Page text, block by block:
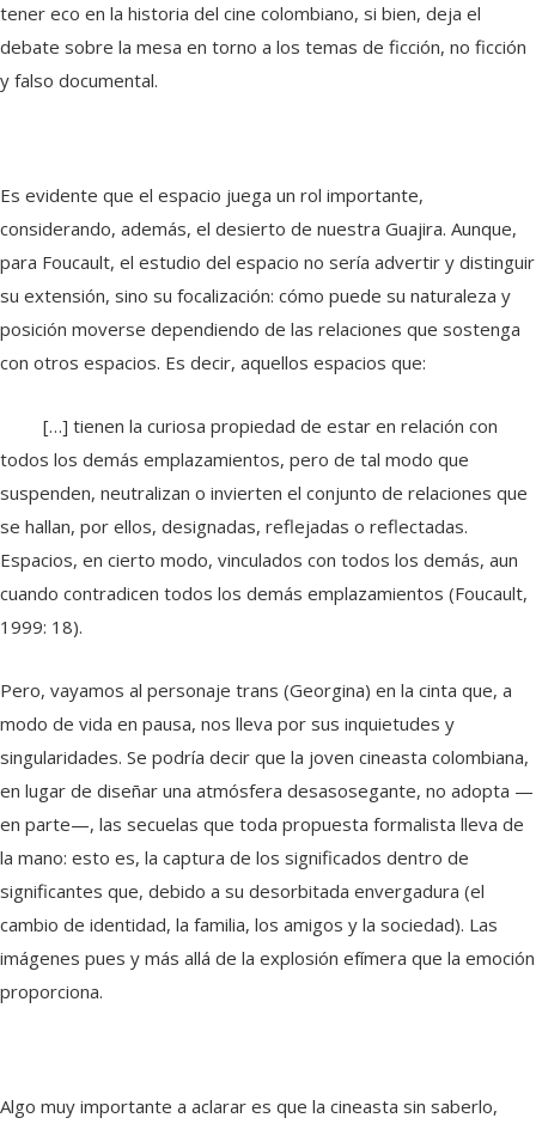
tener eco en la historia del cine colombiano, si bien, deja el
debate sobre la mesa en torno a los temas de ficción, no ficción
y falso documental.
Es evidente que el espacio juega un rol importante,
considerando, además, el desierto de nuestra Guajira. Aunque,
para Foucault, el estudio del espacio no sería advertir y distinguir
su extensión, sino su focalización: cómo puede su naturaleza y
posición moverse dependiendo de las relaciones que sostenga
con otros espacios. Es decir, aquellos espacios que:
[…] tienen la curiosa propiedad de estar en relación con
todos los demás emplazamientos, pero de tal modo que
suspenden, neutralizan o invierten el conjunto de relaciones que
se hallan, por ellos, designadas, reflejadas o reflectadas.
Espacios, en cierto modo, vinculados con todos los demás, aun
cuando contradicen todos los demás emplazamientos (Foucault,
1999: 18).
Pero, vayamos al personaje trans (Georgina) en la cinta que, a
modo de vida en pausa, nos lleva por sus inquietudes y
singularidades. Se podría decir que la joven cineasta colombiana,
en lugar de diseñar una atmósfera desasosegante, no adopta —
en parte—, las secuelas que toda propuesta formalista lleva de
la mano: esto es, la captura de los significados dentro de
significantes que, debido a su desorbitada envergadura (el
cambio de identidad, la familia, los amigos y la sociedad). Las
imágenes pues y más allá de la explosión efímera que la emoción
proporciona.
Algo muy importante a aclarar es que la cineasta sin saberlo,